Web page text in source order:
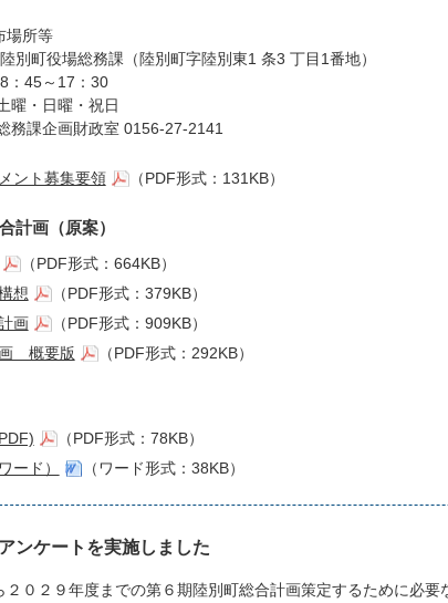
場所等
場総務課（陸別町字陸別東1 条3 丁目1番地）
～17：30
日曜・祝日
企画財政室 0156-27-2141
ント募集要領 （PDF形式：131KB）
計画（原案）
（PDF形式：664KB）
想
（PDF形式：379KB）
画
（PDF形式：909KB）
概要版
（PDF形式：292KB）
（PDF形式：78KB）
ード）
（ワード形式：38KB）
ンケートを実施しました
２０２９年度までの第６期陸別町総合計画策定するために必